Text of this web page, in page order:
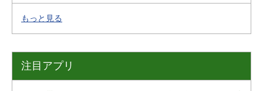
もっと見る
注目アプリ